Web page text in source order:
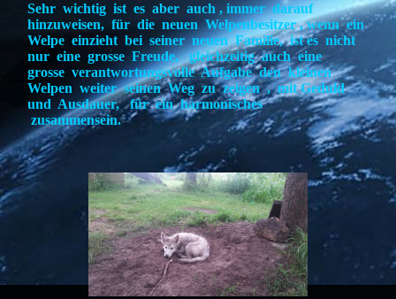
Sehr wichtig ist es aber auch , immer darauf
hinzuweisen, für die neuen Welpenbesitzer , wenn ein
Welpe einzieht bei seiner neuen Familie, ist es nicht
nur eine grosse Freude, gleichzeitig auch eine
grosse verantwortungsvolle Aufgabe den kleinen
Welpen weiter seinen Weg zu zeigen , mit Geduld
und Ausdauer, für ein harmonisches
zusammensein.